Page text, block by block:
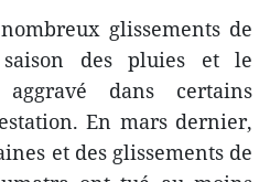
glissements de
des pluies et le
dans certains
En mars dernier,
et des glissements de